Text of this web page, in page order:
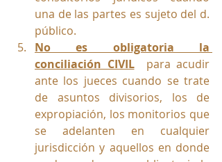
una de las partes es sujeto del d.
público.
No es obligatoria la
conciliación CIVIL
  para acudir
ante los jueces cuando se trate
de asuntos divisorios, los de
expropiación, los monitorios que
se adelanten en cualquier
jurisdicción y aquellos en donde